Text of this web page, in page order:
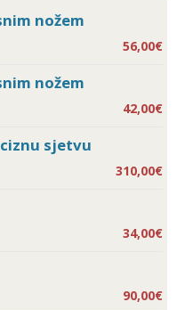
nožem
56,00€
nožem
42,00€
sjetvu
310,00€
34,00€
90,00€